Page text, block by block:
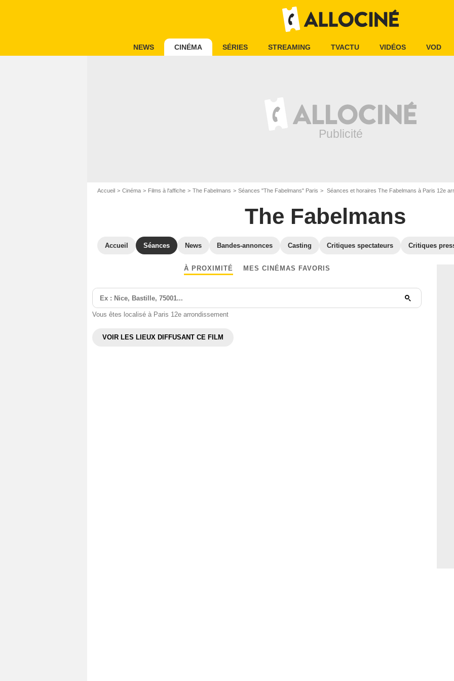
NEWS CINÉMA SÉRIES STREAMING TVACTU VIDÉOS VOD
Accueil Cinéma Films à l'affiche The Fabelmans Séances "The Fabelmans" Paris Séances et horaires The Fabelmans à Paris 12e
The Fabelmans
Accueil Séances News Bandes-annonces Casting Critiques spectateurs Critiques
À PROXIMITÉ MES CINÉMAS FAVORIS
Vous êtes localisé à Paris 12e arrondissement
VOIR LES LIEUX DIFFUSANT CE FILM